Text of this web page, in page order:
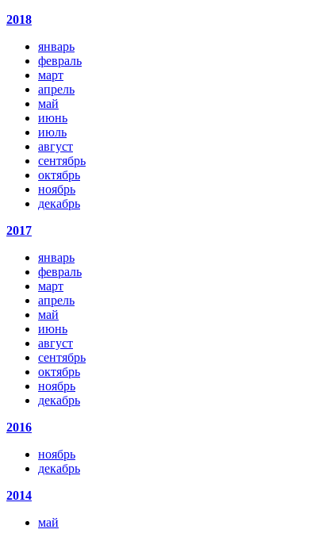
2018
январь
февраль
март
апрель
май
июнь
июль
август
сентябрь
октябрь
ноябрь
декабрь
2017
январь
февраль
март
апрель
май
июнь
август
сентябрь
октябрь
ноябрь
декабрь
2016
ноябрь
декабрь
2014
май